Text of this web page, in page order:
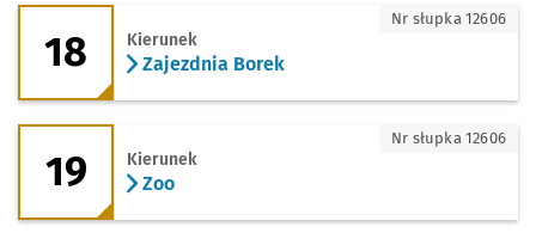
18 - kierunek Zajezdnia Borek
18 Kierunek
Zajezdnia Borek
Nr słupka 12606
19 - kierunek Zoo
19 Kierunek
Zoo
Nr słupka 12606